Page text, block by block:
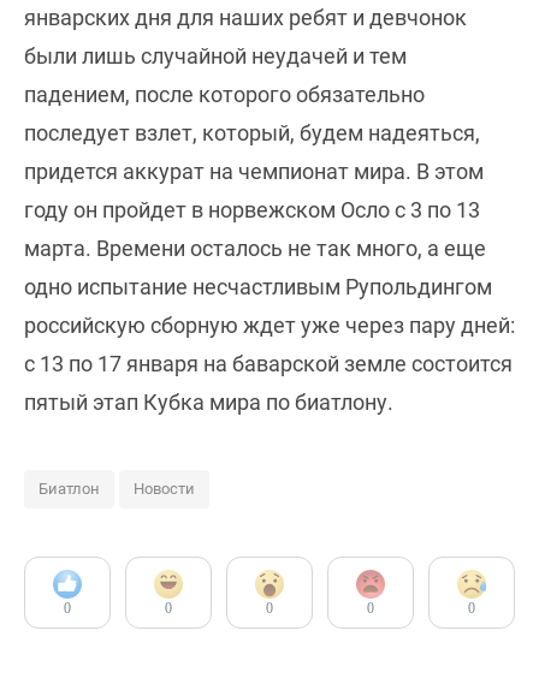
январских дня для наших ребят и девчонок
были лишь случайной неудачей и тем
падением, после которого обязательно
последует взлет, который, будем надеяться,
придется аккурат на чемпионат мира. В этом
году он пройдет в норвежском Осло с 3 по 13
марта. Времени осталось не так много, а еще
одно испытание несчастливым Рупольдингом
российскую сборную ждет уже через пару дней:
с 13 по 17 января на баварской земле состоится
пятый этап Кубка мира по биатлону.
Биатлон Новости
0 0 0 0 0